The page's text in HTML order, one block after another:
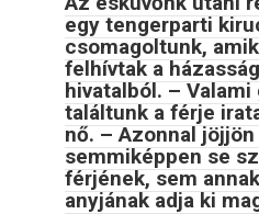
egy tengerparti
csomagoltunk,
felhívtak a
hivatalból. – Valami
találtunk a férje
nő. – Azonnal jöjjön
semmiképpen se
férjének, sem
anyjának adja ki